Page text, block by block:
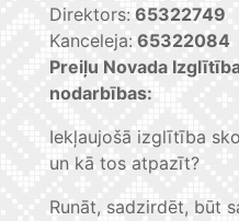
Direktors: 65322749
Kanceleja: 65322084
Preiļu Novada
nodarbības:
Iekļaujošā izglītība
un kā tos atpazīt?
Runāt, sadzirdēt, būt